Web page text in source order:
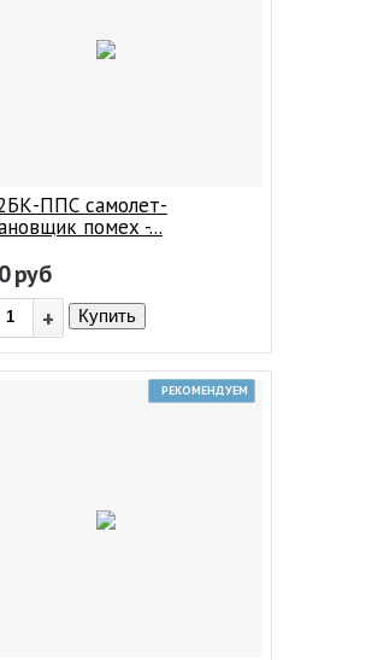
ППС самолет-
помех -...
руб
+ Купить
РЕКОМЕНДУЕМ